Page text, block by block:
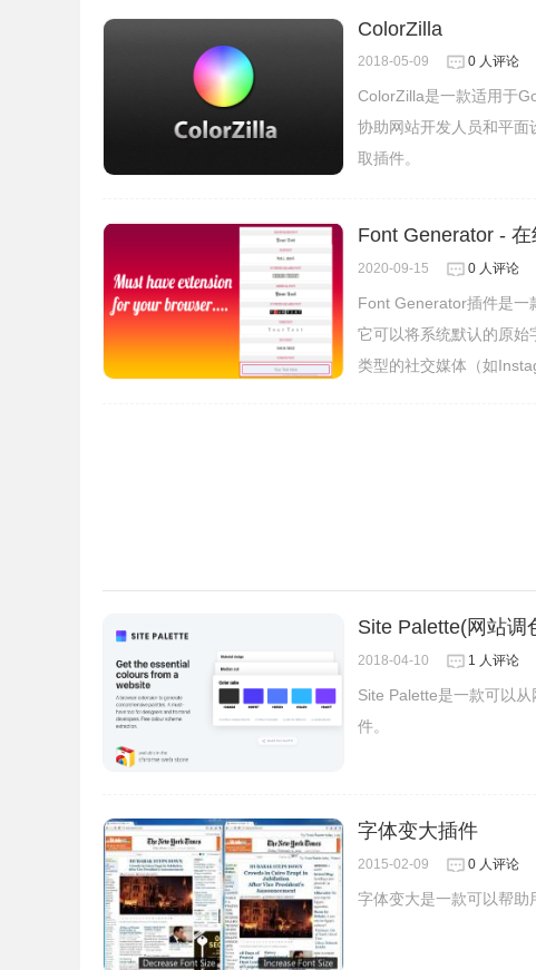
4、点击色块选择你喜欢的颜色，或者输入色彩码。第
6、如果要关闭修改后的颜色，恢复原样，单击菜单框
ColorZilla
2018-05-09 0 人评论
ColorZilla是一款适用于
协助网站开发人员和平面
取插件。
Font Generator -
2020-09-15 0 人评论
Font Generator插件是一
它可以将系统默认的原始
类型的社交媒体（如
Site Palette(网站调
2018-04-10 1 人评论
Site Palette是一款可以
件。
字体变大插件
2015-02-09 0 人评论
字体变大是一款可以帮助